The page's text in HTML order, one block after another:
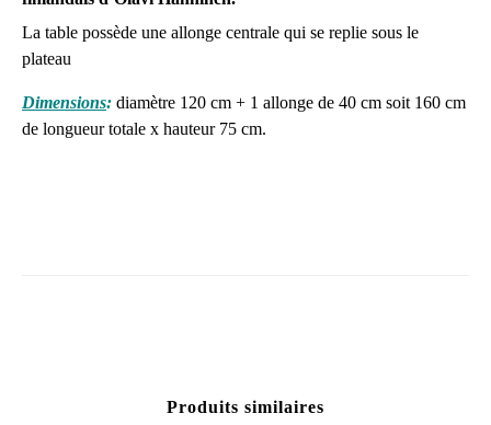
La table possède une allonge centrale qui se replie sous le
plateau
Dimensions: diamètre 120 cm + 1 allonge de 40 cm soit 160 cm
de longueur totale x hauteur 75 cm.
Produits similaires